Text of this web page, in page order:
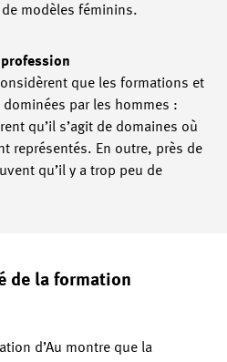
modèles féminins.
profession
que les formations et
par les hommes :
qu’il s’agit de domaines où
représentés. En outre, près de
qu’il y a trop peu de
de la formation
d’Au montre que la